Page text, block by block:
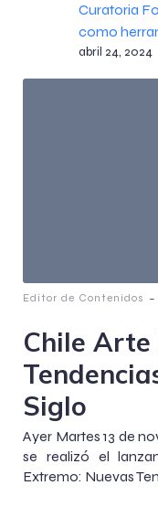
Curatoria
como
abril 24, 2024
Editor de Contenidos -
Chile Arte
Siglo
Ayer Martes 13 de
se realizó el
Extremo: Nuevas